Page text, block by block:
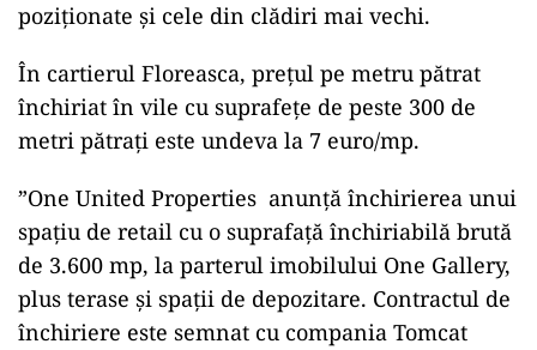
poziționate și cele din clădiri mai vechi.
În cartierul Floreasca, prețul pe metru pătrat
închiriat în vile cu suprafețe de peste 300 de
metri pătrați este undeva la 7 euro/mp.
”One United Properties anunță închirierea unui
spaţiu de retail cu o suprafaţă închiriabilă brută
de 3.600 mp, la parterul imobilului One Gallery,
plus terase şi spații de depozitare. Contractul de
închiriere este semnat cu compania Tomcat